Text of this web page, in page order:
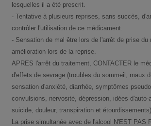
lesquelles il a été prescrit.
- Tentative à plusieurs reprises, sans succès,
contrôler l'utilisation de ce médicament.
- Sensation de mal être lors de l'arrêt de prise du
amélioration lors de la reprise.
APRES l'arrêt du traitement, CONTACTER le
d'effets de sevrage (troubles du sommeil, maux
sensation d'anxiété, diarrhée, symptômes
convulsions, nervosité, dépression, idées d'auto-
suicide, douleur, transpiration et
La prise simultanée avec de l'alcool N'EST PAS